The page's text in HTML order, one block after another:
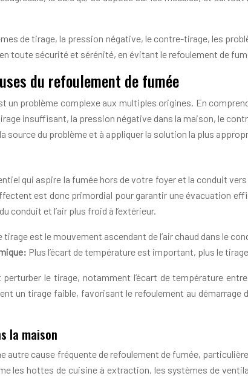
de tirage, la pression négative, le contre-tirage, les
toute sécurité et sérénité, en évitant le refoulement de
du refoulement de fumée
un problème complexe aux multiples origines. En
insuffisant, la pression négative dans la maison, le
source du problème et à appliquer la solution la plus
qui aspire la fumée hors de votre foyer et la conduit
est donc primordial pour garantir une évacuation
conduit et l’air plus froid à l’extérieur.
tirage est le mouvement ascendant de l’air chaud dans le
Plus l’écart de température est important, plus le
le tirage, notamment l’écart de température
un tirage faible, favorisant le refoulement au
la maison
autre cause fréquente de refoulement de fumée,
les hottes de cuisine à extraction, les systèmes de